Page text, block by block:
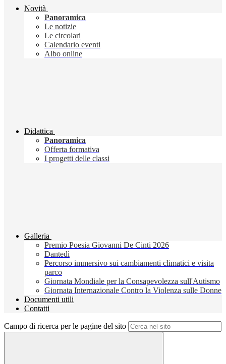
Novità
Panoramica
Le notizie
Le circolari
Calendario eventi
Albo online
Didattica
Panoramica
Offerta formativa
I progetti delle classi
Galleria
Premio Poesia Giovanni De Cinti 2026
Dantedì
Percorso immersivo sui cambiamenti climatici e visita
parco
Giornata Mondiale per la Consapevolezza sull'Autismo
Giornata Internazionale Contro la Violenza sulle Donne
Documenti utili
Contatti
Campo di ricerca per le pagine del sito